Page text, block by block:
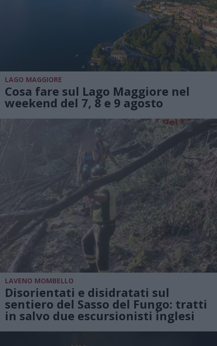
LAGO MAGGIORE
Cosa fare sul Lago Maggiore nel
weekend del 7, 8 e 9 agosto
LAVENO MOMBELLO
Disorientati e disidratati sul
sentiero del Sasso del Fungo: tratti
in salvo due escursionisti inglesi